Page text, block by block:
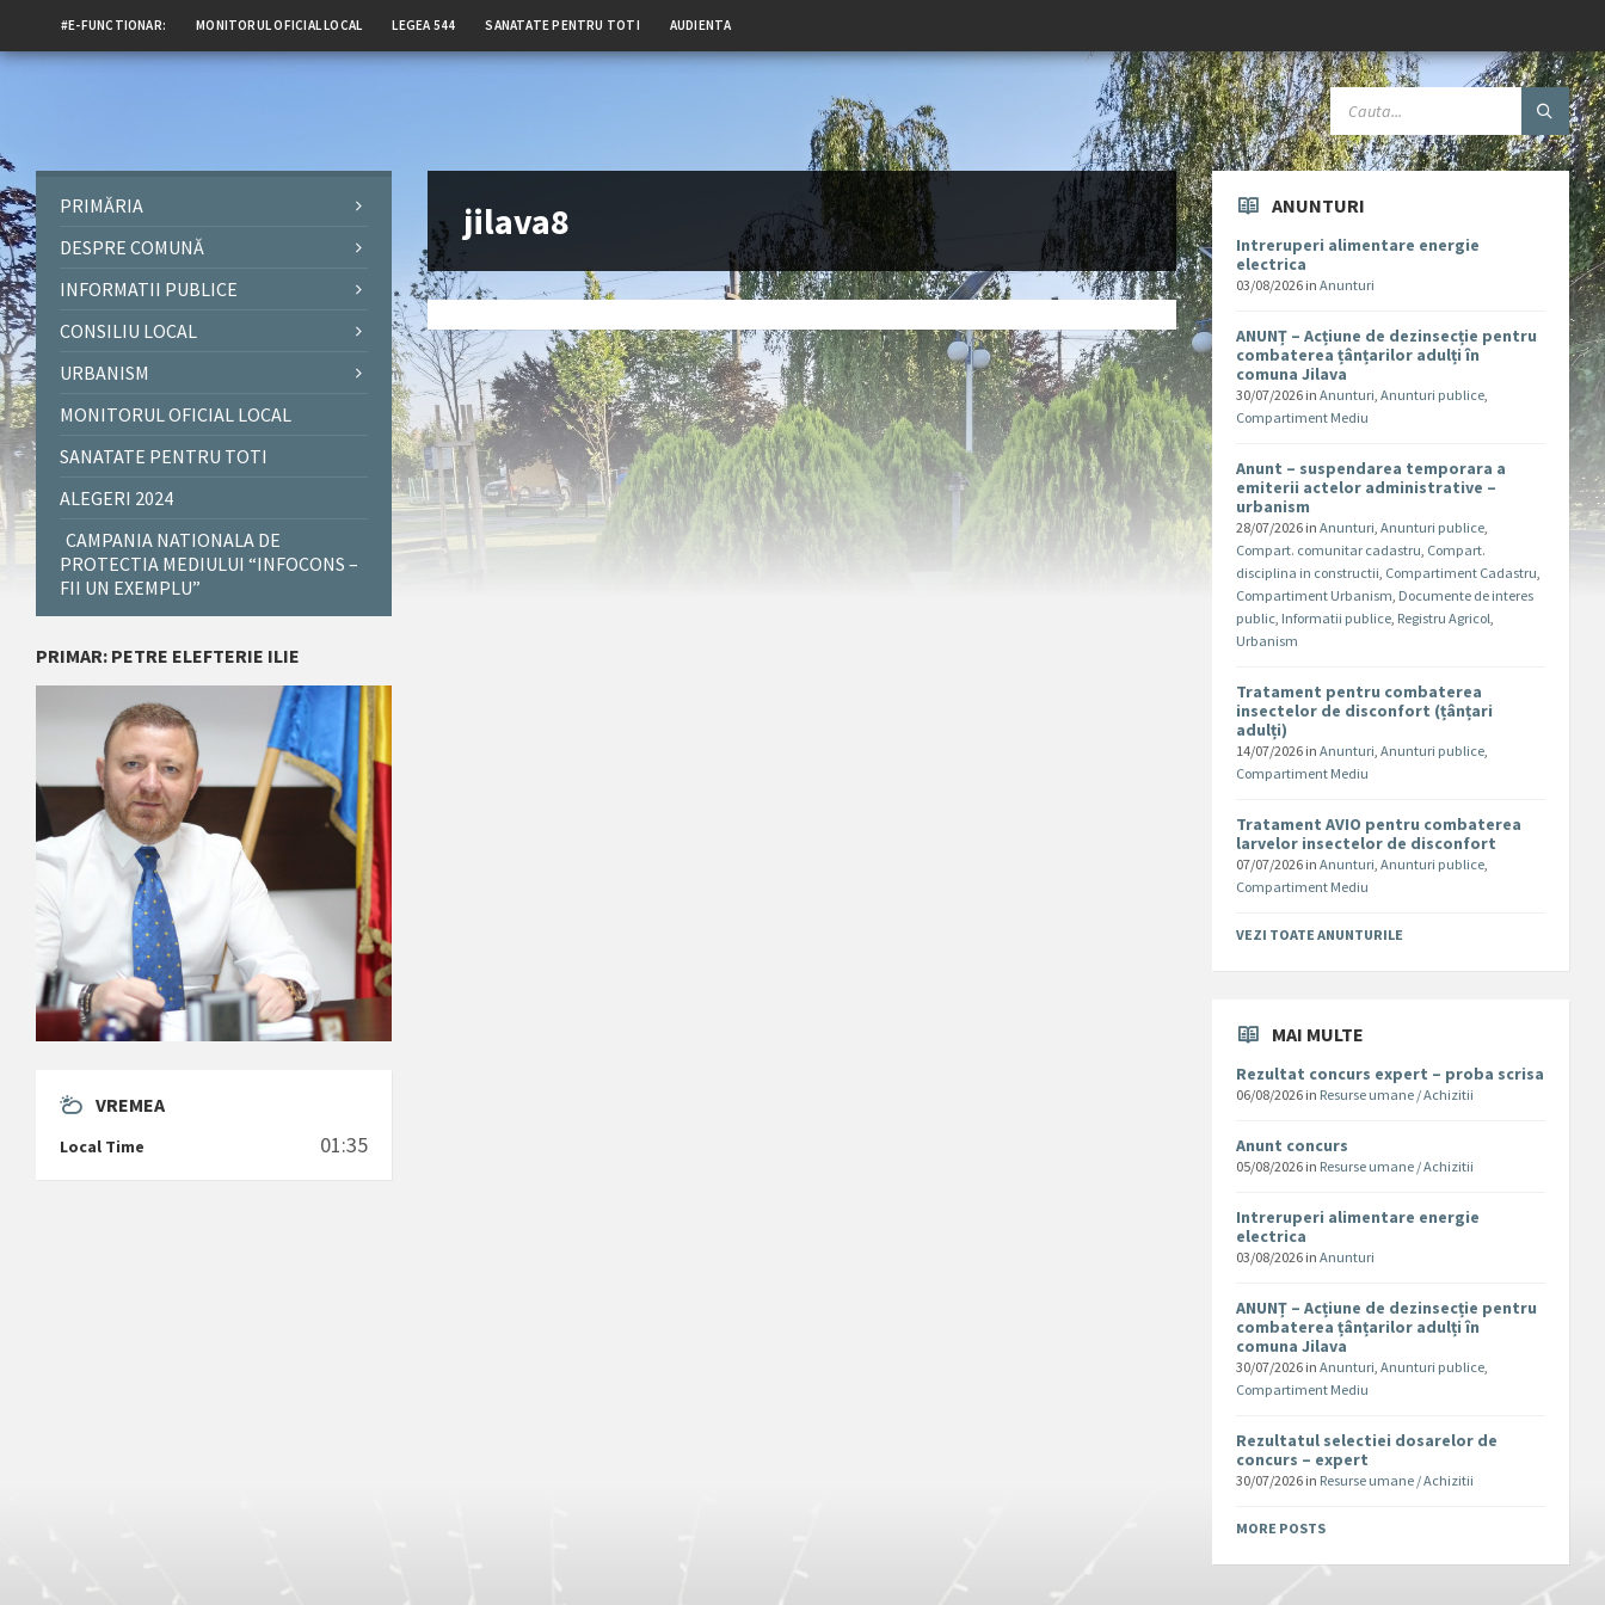
#E-FUNCTIONAR: MONITORUL OFICIAL LOCAL LEGEA 544 SANATATE PENTRU TOTI AUDIENTA
jilava8
PRIMĂRIA
DESPRE COMUNĂ
INFORMATII PUBLICE
CONSILIU LOCAL
URBANISM
MONITORUL OFICIAL LOCAL
SANATATE PENTRU TOTI
ALEGERI 2024
CAMPANIA NATIONALA DE
PROTECTIA MEDIULUI “INFOCONS –
FII UN EXEMPLU”
PRIMAR: PETRE ELEFTERIE ILIE
VREMEA
Local Time 01:35
ANUNTURI
Intreruperi alimentare energie
electrica
03/08/2026 inAnunturi
ANUNȚ – Acțiune de dezinsecție pentru
combaterea țânțarilor adulți în
comuna Jilava
30/07/2026 inAnunturi,Anunturi publice,
Compartiment Mediu
Anunt – suspendarea temporara a
emiterii actelor administrative –
urbanism
28/07/2026 inAnunturi,Anunturi publice,
Compart. comunitar cadastru, Compart.
disciplina in constructii, Compartiment Cadastru,
Compartiment Urbanism, Documente de interes
public, Informatii publice, Registru Agricol,
Urbanism
Tratament pentru combaterea
insectelor de disconfort (țânțari
adulți)
14/07/2026 inAnunturi,Anunturi publice,
Compartiment Mediu
Tratament AVIO pentru combaterea
larvelor insectelor de disconfort
07/07/2026 inAnunturi,Anunturi publice,
Compartiment Mediu
VEZI TOATE ANUNTURILE
MAI MULTE
Rezultat concurs expert – proba scrisa
06/08/2026 in Resurse umane / Achizitii
Anunt concurs
05/08/2026 in Resurse umane / Achizitii
Intreruperi alimentare energie
electrica
03/08/2026 inAnunturi
ANUNȚ – Acțiune de dezinsecție pentru
combaterea țânțarilor adulți în
comuna Jilava
30/07/2026 inAnunturi,Anunturi publice,
Compartiment Mediu
Rezultatul selectiei dosarelor de
concurs – expert
30/07/2026 in Resurse umane / Achizitii
MORE POSTS